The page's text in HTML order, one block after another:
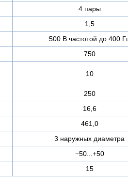
4 пары
1,5
500 В частотой до 400
750
10
250
16,6
461,0
3 наружных диаметра
−50...+50
15